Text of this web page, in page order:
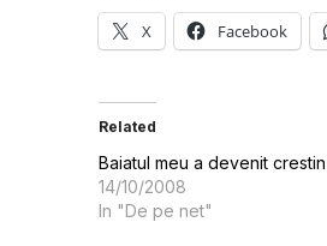
X Facebook
Related
Baiatul meu a devenit crestin
14/10/2008
In "De pe net"